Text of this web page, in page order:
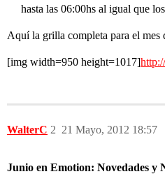
hasta las 06:00hs al igual que
Aquí la grilla completa para el mes
[img width=950 height=1017]
WalterC 21 Mayo, 2012 18:57
2
Junio en Emotion: Novedades y